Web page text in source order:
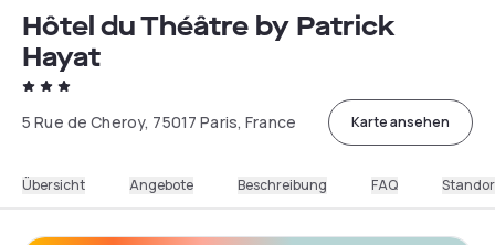
Hôtel du Théâtre by Patrick
Hayat
5 Rue de Cheroy, 75017 Paris, France Karte ansehen
Übersicht Angebote Beschreibung FAQ